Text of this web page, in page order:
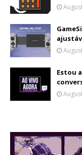
Estou